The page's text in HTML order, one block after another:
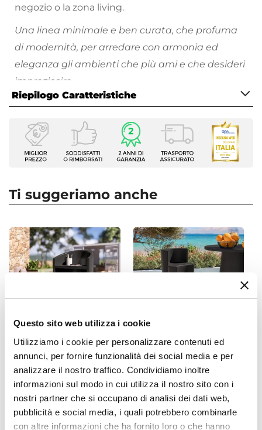
Questo sito web utilizza i cookie
Utilizziamo i cookie per personalizzare contenuti ed
annunci, per fornire funzionalità dei social media e per
analizzare il nostro traffico. Condividiamo inoltre
informazioni sul modo in cui utilizza il nostro sito con i
nostri partner che si occupano di analisi dei dati web,
pubblicità e social media, i quali potrebbero combinarle
con altre informazioni che ha fornito loro o che hanno
negozio o la zona living.
Una linea minimale e ben curata, che profuma
di modernità, per arredare con armonia ed
eleganza gli ambienti che più ami e che desideri
impreziosire.
Scopri tutti i vasi da giardino disponibili e divertiti
a riempire i tuoi spazi all'aperto di piante e fiori
colorati!
Riepilogo Caratteristiche
Caratteristiche
Tipologia
Vaso
Dimensioni
Altezza
66 cm
Colore
Finitura
Polietilene
Installazione
Foro Drenaggio
Presente
Ti suggeriamo anche
CODICE:BC-3BN
Bancone da reception curvo
in polietilene grafite - Sparly
€ 340,00
CODICE:BAC-1NR
Sgabello alto da giardino in
polietilene grafite - Codeine
€ 141,00